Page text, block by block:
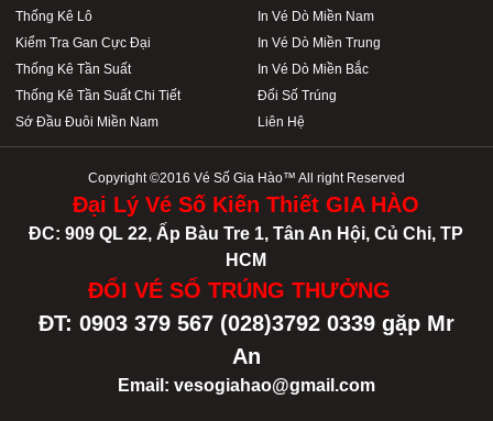
Thống Kê Lô
Kiểm Tra Gan Cực Đại
Thống Kê Tần Suất
Thống Kê Tần Suất Chi Tiết
Sớ Đầu Đuôi Miền Nam
In Vé Dò Miền Nam
In Vé Dò Miền Trung
In Vé Dò Miền Bắc
Đổi Số Trúng
Liên Hệ
Copyright ©2016 Vé Số Gia Hào™ All right Reserved
Đại Lý Vé Số Kiến Thiết GIA HÀO
ĐC: 909 QL 22, Ấp Bàu Tre 1, Tân An Hội, Củ Chi, TP
HCM
ĐỔI VÉ SỐ TRÚNG THƯỞNG
ĐT: 0903 379 567 (028)3792 0339 gặp Mr
An
Email: vesogiahao@gmail.com